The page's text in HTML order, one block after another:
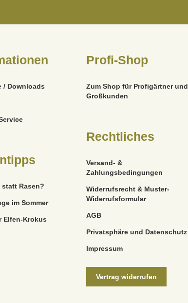
/ Downloads
statt Rasen?
im Sommer
Elfen-Krokus
Profi-Shop
Zum Shop für Profigärtner und
Großkunden
Rechtliches
Versand- &
Zahlungsbedingungen
Widerrufsrecht & Muster-
Widerrufsformular
AGB
Privatsphäre und Datenschutz
Impressum
Vertrag widerrufen